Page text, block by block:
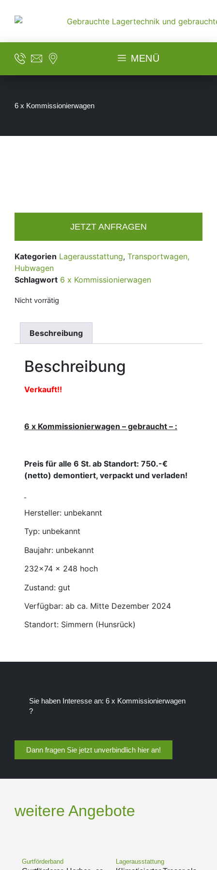
MENÜ
6 x Kommissionierwagen
JETZT ANFRAGEN
Kategorien Lagerausstattung, Transportwagen,
Hubwagen
Schlagwort 6 x Kommissionierwagen
Nicht vorrätig
Beschreibung
Beschreibung
Verkauft!!
6 x Kommissionierwagen – gebraucht – :
Preis für alle 6 St. ab Standort: 750.-€
(netto) demontiert, verpackt und verladen!
Hersteller: unbekannt
Typ: unbekannt
Baujahr: unbekannt
232×74 x 248 hoch
Zustand: gut
Verfügbar: ab ca. Mitte Dezember 2024
Standort: Simmern (Hunsrück)
Sie haben Interesse an: 6 x Kommissionierwagen
?
Dann fragen Sie jetzt unverbindlich hier an!
weitere Angebote
Gurtförderband Lagerausstattung